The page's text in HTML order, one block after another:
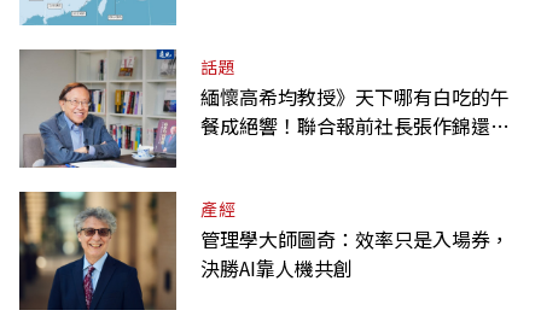
話題
緬懷高希均教授》天下哪有白吃的午
餐成絕響！聯合報前社長張作錦還原
產經
管理學大師圖奇：效率只是入場券，
決勝AI靠人機共創